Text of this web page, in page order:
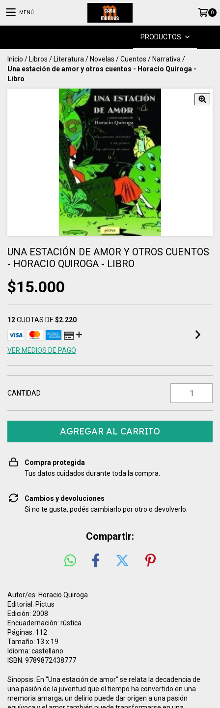
MENÚ 0
PRODUCTOS
Inicio / Libros / Literatura / Novelas / Cuentos / Narrativa /
Una estación de amor y otros cuentos - Horacio Quiroga -
Libro
UNA ESTACIÓN DE AMOR Y OTROS CUENTOS
- HORACIO QUIROGA - LIBRO
$15.000
12CUOTAS DE $2.220
VER MEDIOS DE PAGO
CANTIDAD
Compra protegida
Tus datos cuidados durante toda la compra.
Cambios y devoluciones
Si no te gusta, podés cambiarlo por otro o devolverlo.
Compartir:
Autor/es: Horacio Quiroga
Editorial: Pictus
Edición: 2008
Encuadernación: rústica
Páginas: 112
Tamaño: 13 x 19
Idioma: castellano
ISBN: 9789872438777
Sinopsis: En “Una estación de amor” se relata la decadencia de
una pasión de la juventud que el tiempo ha convertido en una
memoria amarga; un delirio puede dar origen a una pasión